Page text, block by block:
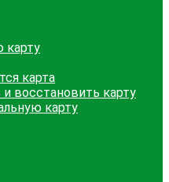
карту
карта
восстановить карту
карту